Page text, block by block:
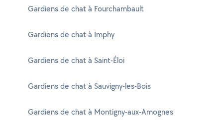
Gardiens de chat à Fourchambault
Gardiens de chat à Imphy
Gardiens de chat à Saint-Éloi
Gardiens de chat à Sauvigny-les-Bois
Gardiens de chat à Montigny-aux-Amognes